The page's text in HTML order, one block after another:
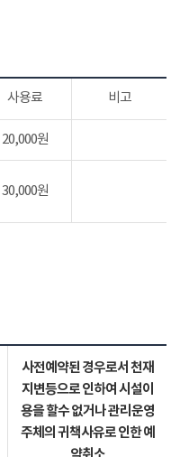
사용료 비고
20,000원
30,000원
사전예약된 경우로서 천재
지변등으로 인하여 시설이
용을 할수 없거나 관리운영
주체의 귀책사유로 인한 예